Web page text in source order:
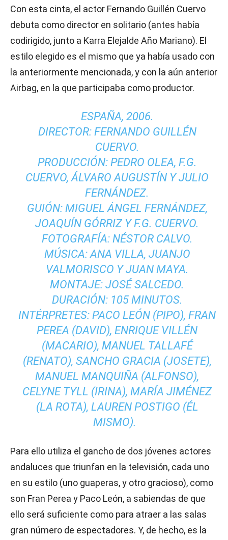
Con esta cinta, el actor Fernando Guillén Cuervo
debuta como director en solitario (antes había
codirigido, junto a Karra Elejalde Año Mariano). El
estilo elegido es el mismo que ya había usado con
la anteriormente mencionada, y con la aún anterior
Airbag, en la que participaba como productor.
ESPAÑA, 2006.
DIRECTOR: FERNANDO GUILLÉN
CUERVO.
PRODUCCIÓN: PEDRO OLEA, F.G.
CUERVO, ÁLVARO AUGUSTÍN Y JULIO
FERNÁNDEZ.
GUIÓN: MIGUEL ÁNGEL FERNÁNDEZ,
JOAQUÍN GÓRRIZ Y F.G. CUERVO.
FOTOGRAFÍA: NÉSTOR CALVO.
MÚSICA: ANA VILLA, JUANJO
VALMORISCO Y JUAN MAYA.
MONTAJE: JOSÉ SALCEDO.
DURACIÓN: 105 MINUTOS.
INTÉRPRETES: PACO LEÓN (PIPO), FRAN
PEREA (DAVID), ENRIQUE VILLÉN
(MACARIO), MANUEL TALLAFÉ
(RENATO), SANCHO GRACIA (JOSETE),
MANUEL MANQUIÑA (ALFONSO),
CELYNE TYLL (IRINA), MARÍA JIMÉNEZ
(LA ROTA), LAUREN POSTIGO (ÉL
MISMO).
Para ello utiliza el gancho de dos jóvenes actores
andaluces que triunfan en la televisión, cada uno
en su estilo (uno guaperas, y otro gracioso), como
son Fran Perea y Paco León, a sabiendas de que
ello será suficiente como para atraer a las salas
gran número de espectadores. Y, de hecho, es la